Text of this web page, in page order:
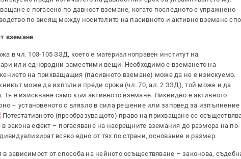
с погасено по давност вземане, когато последното е упражнено
по висящ между носителите на пасивното и активно вземане
вземане
в чл. 103-105 ЗЗД, което е материалноправен институт на
или еднородни заместими вещи. Необходимо е вземането на
на прихващащия (пасивното вземане) може да не е изискуемо.
може да изпълни преди срока (чл. 70, ал. 2 ЗЗД), той може и да
Тя е изискване само към активното вземане. Ликвидно е активното
– установеното с влязло в сила решение или заповед за изпълнение
Потестативното (преобразуващото) право на прихващане се
ефект – погасяване на насрещните вземания до размера на по-
всяко едно от тях по страни, основание и размер.
зависимост от способа на нейното осъществяване – законова,